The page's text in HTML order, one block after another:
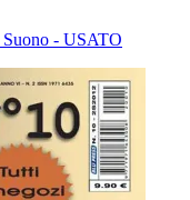
- USATO